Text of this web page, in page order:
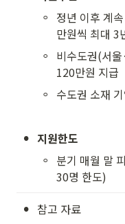
◦ 정년 이후 계
만원씩 최대 3
◦ 비수도권(서
120만원 지급
◦ 수도권 소재
• 지원한도
◦ 분기 매월 말
30명 한도)
• 참고 자료